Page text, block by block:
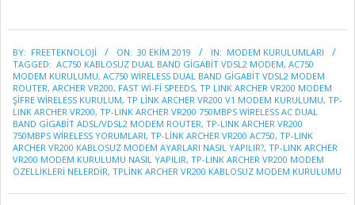
10-
30
BY: FREETEKNOLOJI ON: 30 EKIM 2019 IN: MODEM KURULUMLARI
TAGGED: AC750 KABLOSUZ DUAL BAND GIGABIT VDSL2 MODEM, AC750
MODEM KURULUMU, AC750 WIRELESS DUAL BAND GIGABIT VDSL2 MODEM
ROUTER, ARCHER VR200, FAST WI-FI SPEEDS, TP LINK ARCHER VR200 MODEM
ŞIFRE WIRELESS KURULUM, TP LINK ARCHER VR200 V1 MODEM KURULUMU, TP-
LINK ARCHER VR200, TP-LINK ARCHER VR200 750MBPS WIRELESS AC DUAL
BAND GIGABIT ADSL/VDSL2 MODEM ROUTER, TP-LINK ARCHER VR200
750MBPS WIRELESS YORUMLARI, TP-LINK ARCHER VR200 AC750, TP-LINK
ARCHER VR200 KABLOSUZ MODEM AYARLARI NASIL YAPILIR?, TP-LINK ARCHER
VR200 MODEM KURULUMU NASIL YAPILIR, TP-LINK ARCHER VR200 MODEM
ÖZELLİKLERİ NELERDİR, TPLINK ARCHER VR200 KABLOSUZ MODEM KURULUMU